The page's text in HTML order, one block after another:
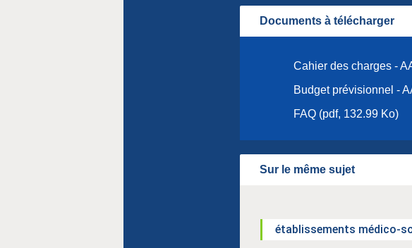
Documents à télécharger
Cahier des charges -
Budget prévisionnel -
FAQ (pdf, 132.99 Ko)
Sur le même sujet
établissements médico-